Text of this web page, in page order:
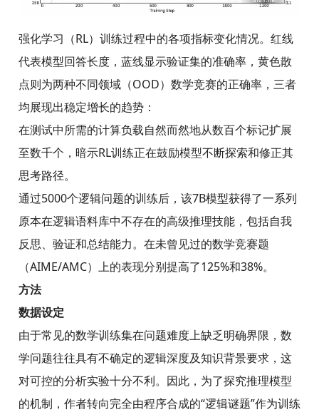
强化学习（RL）训练过程中的各项指标变化情况。红线
代表模型回答长度，蓝线显示验证集的准确率，黄色散
点则为两种不同领域（OOD）数学竞赛的正确率，三者
均展现出稳定增长的趋势：
在测试中所需的计算负载自然而然地从数百个标记扩展
至数千个，暗示RL训练正在鼓励模型不断探索和修正其
思考路径。
通过5000个逻辑问题的训练后，该7B模型获得了一系列
原本在逻辑语料库中不存在的高级推理技能，包括自我
反思、验证和总结能力。在未曾见过的数学竞赛题
（AIME/AMC）上的表现分别提高了125%和38%。
方法
数据设定
由于常见的数学训练集在问题难度上缺乏明确界限，数
学问题往往具有不确定的逻辑深度及知识背景要求，这
对可控的分析实验十分不利。因此，为了探究推理模型
的机制，作者转向完全由程序合成的“逻辑谜题”作为训练